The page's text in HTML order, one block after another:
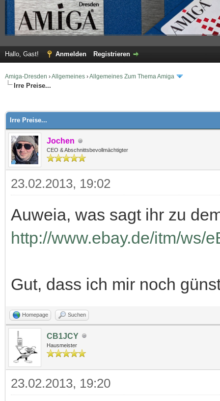
Hallo, Gast! Anmelden Registrieren
Amiga-Dresden ›Allgemeines ›Allgemeines Zum Thema Amiga
Irre Preise...
Irre Preise...
Jochen
CEO & Abschnittsbevollmächtigter
23.02.2013, 19:02
Auweia, was sagt ihr zu
http://www.ebay.de/itm/ws/
Gut, dass ich mir noch
Homepage Suchen
CB1JCY
Hausmeister
23.02.2013, 19:20